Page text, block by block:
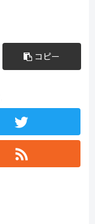
コピー